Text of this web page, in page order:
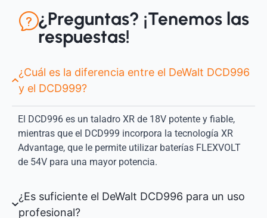
¿Preguntas? ¡Tenemos las
respuestas!
¿Cuál es la diferencia entre el DeWalt DCD996
y el DCD999?
El DCD996 es un taladro XR de 18V potente y fiable,
mientras que el DCD999 incorpora la tecnología XR
Advantage, que le permite utilizar baterías FLEXVOLT
de 54V para una mayor potencia.
¿Es suficiente el DeWalt DCD996 para un uso
profesional?